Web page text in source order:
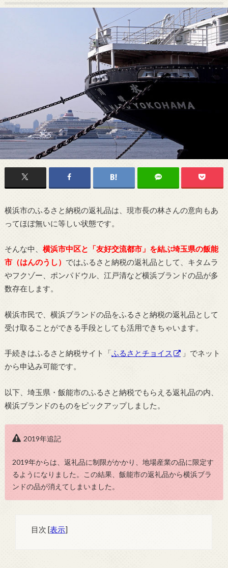
横浜市のふるさと納税の返礼品は、現市長の林さんの意向もあ
ってほぼ無いに等しい状態です。
そんな中、 横浜市中区と「友好交流都市」を結ぶ埼玉県の飯能
市（はんのうし） ではふるさと納税の返礼品として、キタムラ
やフクゾー、ポンパドウル、江戸清など横浜ブランドの品が多
数存在します。
横浜市民で、横浜ブランドの品をふるさと納税の返礼品として
受け取ることができる手段としても活用できちゃいます。
手続きはふるさと納税サイト「ふるさとチョイス
」でネット
から申込み可能です。
以下、埼玉県・飯能市のふるさと納税でもらえる返礼品の内、
横浜ブランドのものをピックアップしました。
2019年追記
2019年からは、返礼品に制限がかかり、地場産業の品に限定す
るようになりました。この結果、飯能市の返礼品から横浜ブラ
ンドの品が消えてしまいました。
目次 [表示]